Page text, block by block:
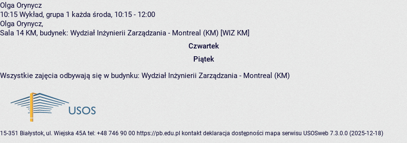
Olga Orynycz
10:15 Wykład, grupa 1 każda środa, 10:15 - 12:00
Olga Orynycz,
Sala 14 KM, budynek: Wydział Inżynierii Zarządzania - Montreal (KM) [WIZ KM]
Czwartek
Piątek
Wszystkie zajęcia odbywają się w budynku: Wydział Inżynierii Zarządzania - Montreal (KM)
15-351 Białystok, ul. Wiejska 45A tel: +48 746 90 00 https://pb.edu.pl kontakt deklaracja dostępności mapa serwisu USOSweb 7.3.0.0 (2025-12-18)